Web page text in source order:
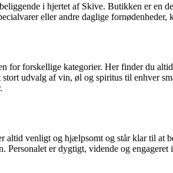
i hjertet af Skive. Butikken er en
eller andre daglige fornødenheder,
for forskellige kategorier. Her finder du
udvalg af vin, øl og spiritus til enhver
altid venligt og hjælpsomt og står klar til
er dygtigt, vidende og